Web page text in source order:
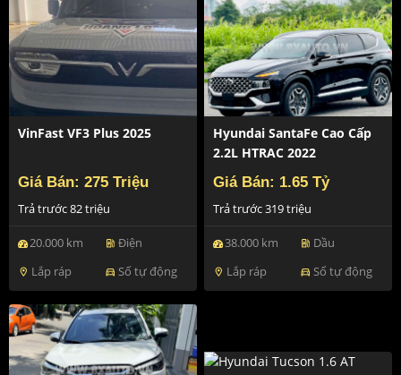
VinFast VF3 Plus 2025
Giá Bán: 275 Triệu
Trả trước 82 triệu
20.000 km ev_station Điện
location_on Lắp ráp directions_car Số tự động
Hyundai SantaFe Cao Cấp
2.2L HTRAC 2022
Giá Bán: 1.65 Tỷ
Trả trước 319 triệu
38.000 km ev_station Dầu
location_on Lắp ráp directions_car Số tự động